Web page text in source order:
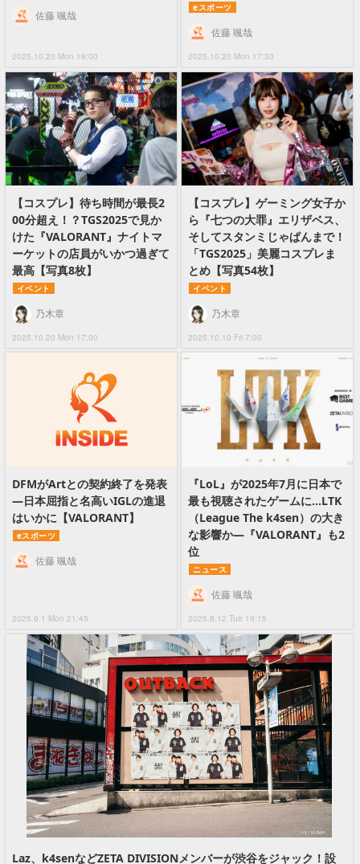
2025.10.20 Mon 19:00
佐藤 颯哉
eスポーツ
2025.10.20 Mon 17:30
佐藤 颯哉
【コスプレ】待ち時間が最長2
00分超え！？TGS2025で見か
けた『VALORANT』ナイトマ
ーケットの店員がいかつ過ぎて
最高【写真8枚】
イベント
2025.10.20 Mon 17:00
乃木章
【コスプレ】ゲーミング女子か
ら『七つの大罪』エリザベス、
そしてスタンミじゃぱんまで！
「TGS2025」美麗コスプレま
とめ【写真54枚】
イベント
2025.10.10 Fri 7:00
乃木章
DFMがArtとの契約終了を発表
―日本屈指と名高いIGLの進退
はいかに【VALORANT】
eスポーツ
2025.9.1 Mon 21:45
佐藤 颯哉
『LoL』が2025年7月に日本で
最も視聴されたゲームに…LTK
（League The k4sen）の大き
な影響か―『VALORANT』も2
位
ニュース
2025.8.12 Tue 19:15
佐藤 颯哉
Laz、k4senなどZETA DIVISIONメンバーが渋谷をジャック！設